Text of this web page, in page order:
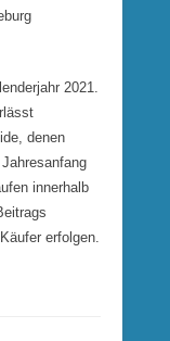
2021.
denen
innerhalb
erfolgen.